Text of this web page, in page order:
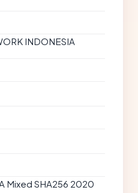
INDONESIA
Mixed SHA256 2020